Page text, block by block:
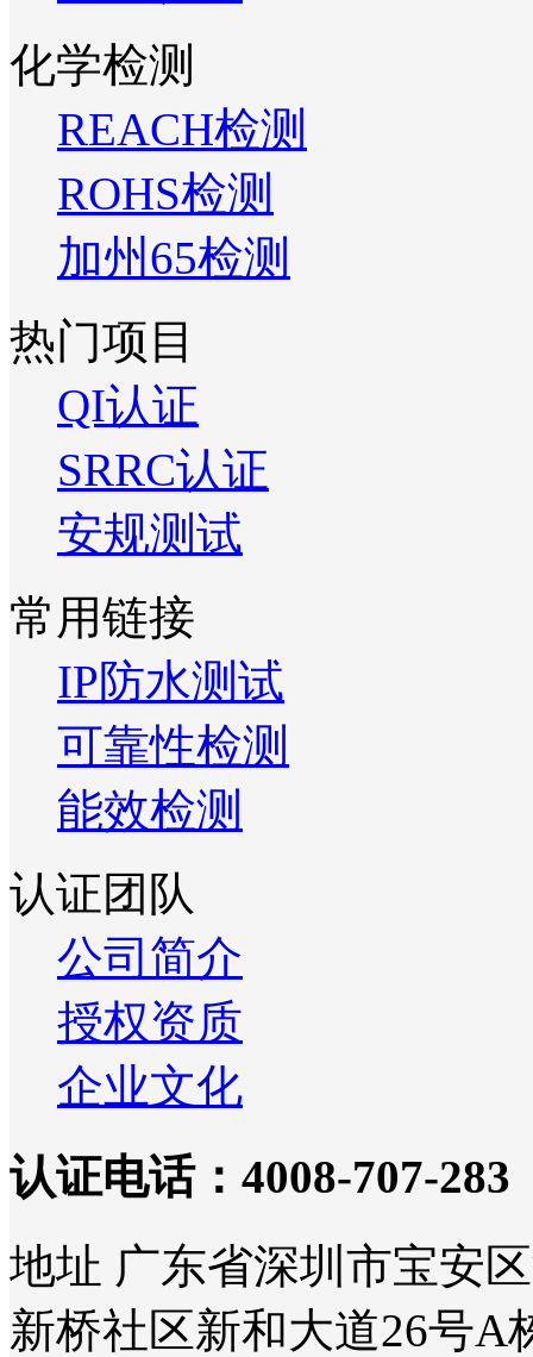
化学检测
REACH检测
ROHS检测
加州65检测
热门项目
QI认证
SRRC认证
安规测试
常用链接
IP防水测试
可靠性检测
能效检测
认证团队
公司简介
授权资质
企业文化
认证电话：4008-707-283
地址 广东省深圳市宝安
新桥社区新和大道26号A